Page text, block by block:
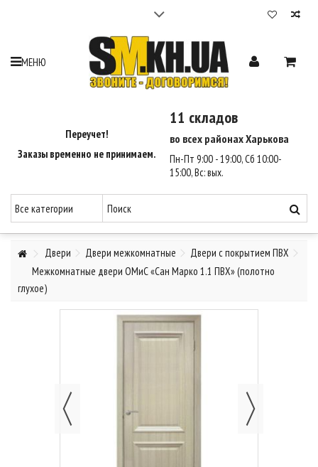
Cтройматериалы в Харькове | 12 складов | Доставка
2-3 часа - SM Харьков
Максимальный выбор стройматериалов. 12 складов по Харькову.
Гарантия лучшей цены на стройматериалы 110%.
Звоните - Договоримся ☎ (095) 550-35-90, (068) 810-46-47.
МЕНЮ
Переучет!
Заказы временно не принимаем.
11 складов
во всех районах Харькова
Пн-Пт 9:00 - 19:00, Сб 10:00-
15:00, Вс: вых.
Двери Двери межкомнатные
Двери с покрытием ПВХ
Межкомнатные двери ОМиС «Сан Марко 1.1 ПВХ» (полотно
глухое)